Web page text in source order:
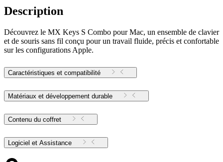
Description
Découvrez le MX Keys S Combo pour Mac, un ensemble de clavier
et de souris sans fil conçu pour un travail fluide, précis et confortable
sur les configurations Apple.
Caractéristiques et compatibilité
Matériaux et développement durable
Contenu du coffret
Logiciel et Assistance